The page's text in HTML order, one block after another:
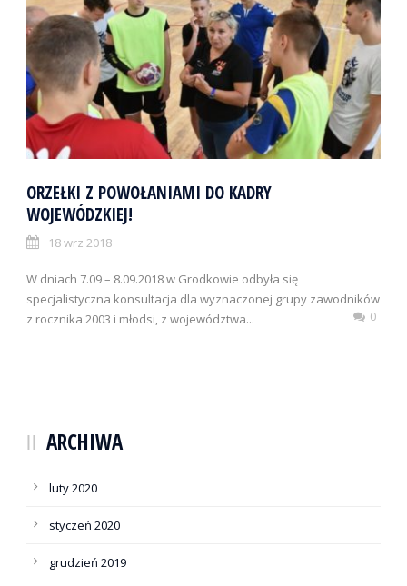
ORZEŁKI Z POWOŁANIAMI DO KADRY
WOJEWÓDZKIEJ!
18 wrz 2018
W dniach 7.09 – 8.09.2018 w Grodkowie odbyła się
specjalistyczna konsultacja dla wyznaczonej grupy zawodników
z rocznika 2003 i młodsi, z województwa...
0
ARCHIWA
luty 2020
styczeń 2020
grudzień 2019